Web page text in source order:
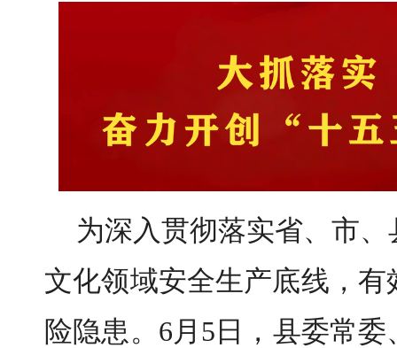
为深入贯彻落实省、市
文化领域安全生产底线，
险隐患。6月5日，县委常